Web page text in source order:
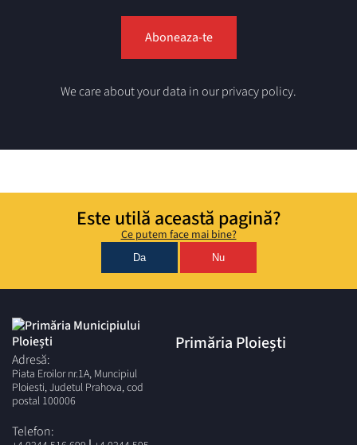
We care about your data in our privacy policy.
Este utilă această pagină?
Ce putem face mai bine?
Da Nu
Adresă:
Piata Eroilor nr.1A, Muncipiul
Ploiesti, Judetul Prahova, cod
postal 100006
Telefon:
Primăria Ploiești